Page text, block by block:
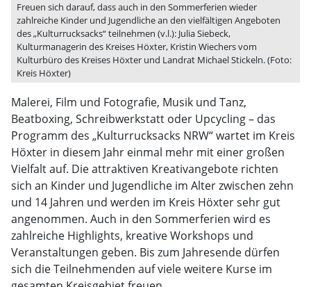
Freuen sich darauf, dass auch in den Sommerferien wieder
zahlreiche Kinder und Jugendliche an den vielfältigen Angeboten
des „Kulturrucksacks“ teilnehmen (v.l.): Julia Siebeck,
Kulturmanagerin des Kreises Höxter, Kristin Wiechers vom
Kulturbüro des Kreises Höxter und Landrat Michael Stickeln. (Foto:
Kreis Höxter)
Malerei, Film und Fotografie, Musik und Tanz,
Beatboxing, Schreibwerkstatt oder Upcycling – das
Programm des „Kulturrucksacks NRW“ wartet im Kreis
Höxter in diesem Jahr einmal mehr mit einer großen
Vielfalt auf. Die attraktiven Kreativangebote richten
sich an Kinder und Jugendliche im Alter zwischen zehn
und 14 Jahren und werden im Kreis Höxter sehr gut
angenommen. Auch in den Sommerferien wird es
zahlreiche Highlights, kreative Workshops und
Veranstaltungen geben. Bis zum Jahresende dürfen
sich die Teilnehmenden auf viele weitere Kurse im